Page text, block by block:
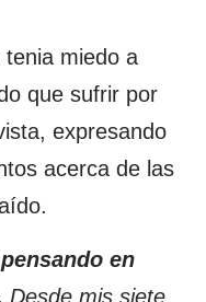
miedo a
que sufrir por
expresando
acerca de las
en
Desde mis siete